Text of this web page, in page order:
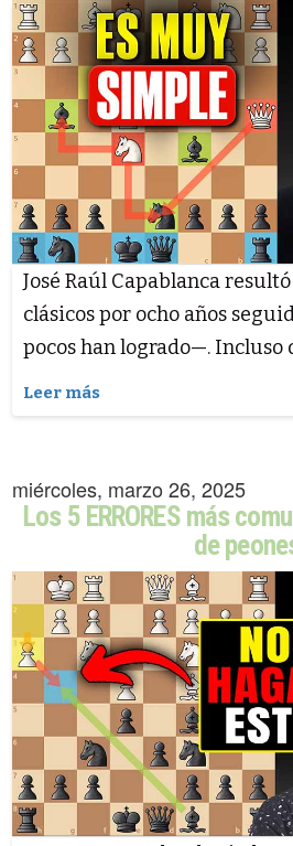
José Raúl Capablanca
clásicos por ocho años
pocos han logrado—. Incluso
Leer más
miércoles, marzo 26, 2025
Los 5 ERRORES más
de